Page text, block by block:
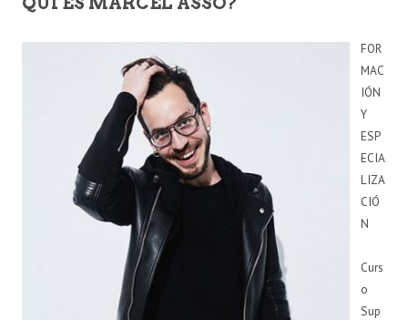
FOR
MAC
IÓN
Y
ESP
ECIA
LIZA
CIÓ
N
Curs
o
Sup